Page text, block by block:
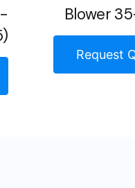
Blower
Request